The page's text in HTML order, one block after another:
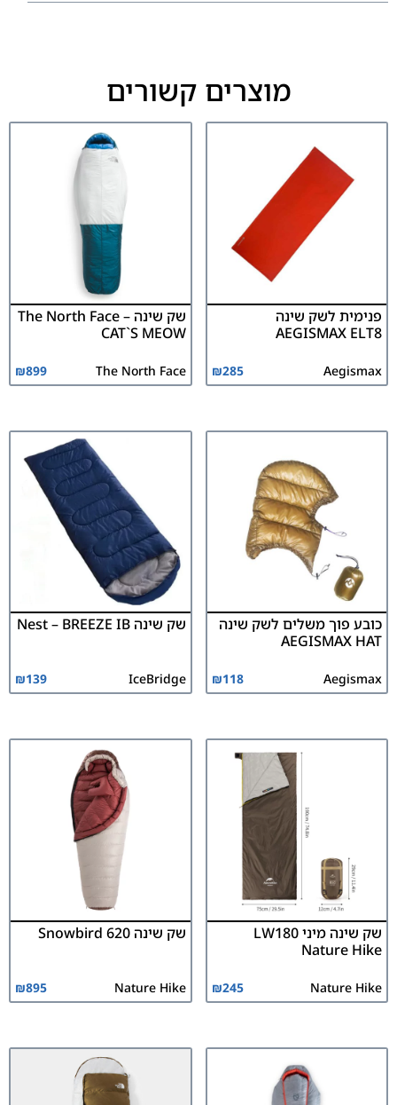
מוצרים קשורים
פנימית לשק שינה
AEGISMAX ELT8
Aegismax
₪285
שק שינה The North Face –
CAT`S MEOW
The North Face
₪899
כובע פוך משלים לשק שינה
AEGISMAX HAT
Aegismax
₪118
שק שינה Nest – BREEZE IB
IceBridge
₪139
שק שינה מיני LW180
Nature Hike
Nature Hike
₪245
שק שינה 620 Snowbird
Nature Hike
₪895